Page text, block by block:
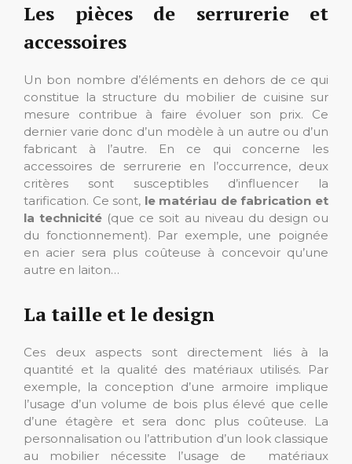
Les pièces de serrurerie et
accessoires
Un bon nombre d’éléments en dehors de ce qui
constitue la structure du mobilier de cuisine sur
mesure contribue à faire évoluer son prix. Ce
dernier varie donc d’un modèle à un autre ou d’un
fabricant à l’autre. En ce qui concerne les
accessoires de serrurerie en l’occurrence, deux
critères sont susceptibles d’influencer la
tarification. Ce sont, le matériau de fabrication et
la technicité (que ce soit au niveau du design ou
du fonctionnement). Par exemple, une poignée
en acier sera plus coûteuse à concevoir qu’une
autre en laiton…
La taille et le design
Ces deux aspects sont directement liés à la
quantité et la qualité des matériaux utilisés. Par
exemple, la conception d’une armoire implique
l’usage d’un volume de bois plus élevé que celle
d’une étagère et sera donc plus coûteuse. La
personnalisation ou l’attribution d’un look classique
au mobilier nécessite l’usage de matériaux